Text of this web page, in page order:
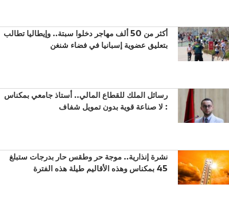
أكثر من 50 ألف مهاجر دخلوا سبتة.. وإيطاليا تطالب
بتعليق عضوية إسبانيا في فضاء شنغن
رسائل الملك للقطاع المالي.. أستاذ جامعي بمكناس
: لا صناعة قوية بدون تمويل شفاف
نشرة إنذارية.. موجة حر وطقس حار بدرجات ستبلغ
45 بمكناس وهذه الأقاليم طيلة هذه الفترة